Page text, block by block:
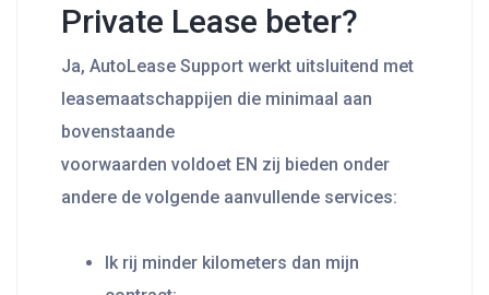
Private Lease beter?
Ja, AutoLease Support werkt uitsluitend met
leasemaatschappijen die minimaal aan
bovenstaande
voorwaarden voldoet EN zij bieden onder
andere de volgende aanvullende services:
Ik rij minder kilometers dan mijn